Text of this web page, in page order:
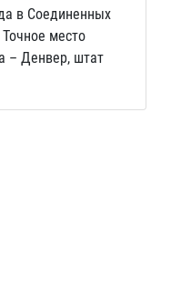
в Соединенных
место
– Денвер, штат